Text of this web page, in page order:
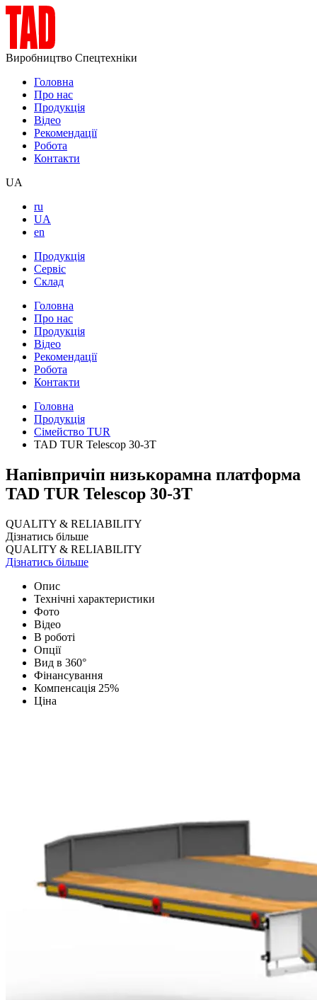
Виробництво Спецтехніки
Головна
Про нас
Продукція
Відео
Рекомендації
Робота
Контакти
UA
ru
UA
en
Продукція
Сервіс
Склад
Головна
Про нас
Продукція
Відео
Рекомендації
Робота
Контакти
Головна
Продукція
Сімейство TUR
TAD TUR Telescop 30-3T
Напівпричіп низькорамна платформа
TAD TUR Telescop 30-3T
QUALITY & RELIABILITY
Дізнатись більше
QUALITY & RELIABILITY
Дізнатись більше
Опис
Технічні характеристики
Фото
Відео
В роботі
Опції
Вид в 360°
Фінансування
Компенсація 25%
Ціна